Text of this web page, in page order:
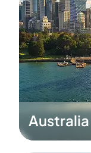
Australia